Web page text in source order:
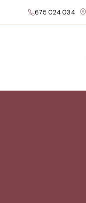
675 024 034